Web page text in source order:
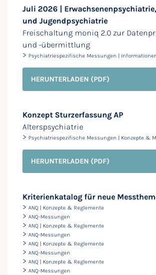
Juli 2026 |
und Jugendpsychiatrie
Freischaltung moniq 2.0 zur
und -übermittlung
> Psychiatriespezifische Messungen |
HERUNTERLADEN (PDF)
Konzept Sturzerfassung AP
Alterspsychiatrie
> Psychiatriespezifische Messungen | Konzepte &
HERUNTERLADEN (PDF)
Kriterienkatalog für neue
> ANQ | Konzepte & Reglemente
> ANQ-Messungen
> ANQ | Konzepte & Reglemente
> ANQ-Messungen
> ANQ | Konzepte & Reglemente
> ANQ-Messungen
> ANQ | Konzepte & Reglemente
> ANQ-Messungen